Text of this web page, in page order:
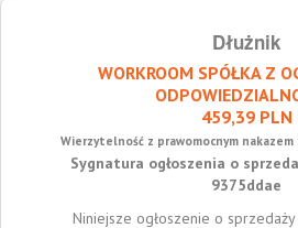
Dłużnik
WORKROOM SPÓŁKA Z
459,39 PLN
Wierzytelność z prawomocnym
Sygnatura ogłoszenia o
9375ddae
Niniejsze ogłoszenie o